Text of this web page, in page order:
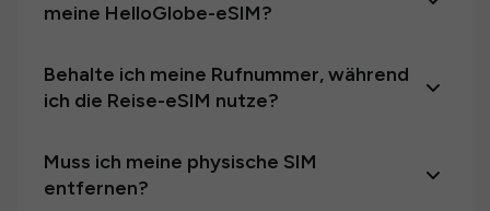
meine HelloGlobe-eSIM?
Behalte ich meine Rufnummer, während
ich die Reise-eSIM nutze?
Muss ich meine physische SIM
entfernen?